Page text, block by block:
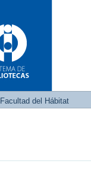
Facultad del Hábitat